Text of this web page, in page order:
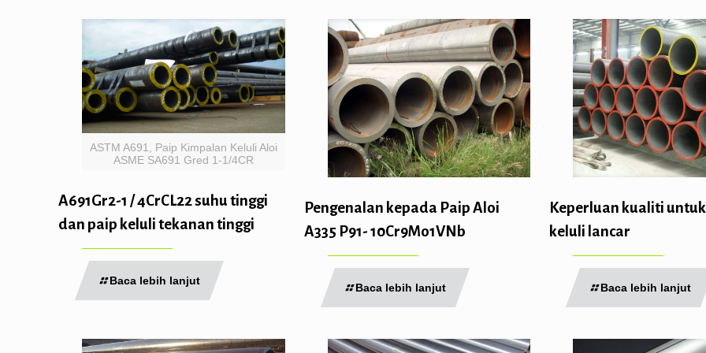
ASTM A691, Paip Kimpalan Keluli Aloi
ASME SA691 Gred 1-1/4CR
A691Gr2-1 / 4CrCL22 suhu tinggi
dan paip keluli tekanan tinggi
Baca lebih lanjut
Pengenalan kepada Paip Aloi
A335 P91- 10Cr9Mo1VNb
Baca lebih lanjut
Keperluan kualiti
keluli lancar
Baca lebih lanjut